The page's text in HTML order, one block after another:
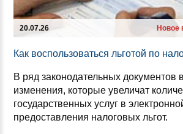
20.07.26 Новое
Как вос­поль­зо­ваться ль­го­той по
В ряд законодательных документов
изменения, которые увеличат
государственных услуг в
предоставления налоговых льгот.